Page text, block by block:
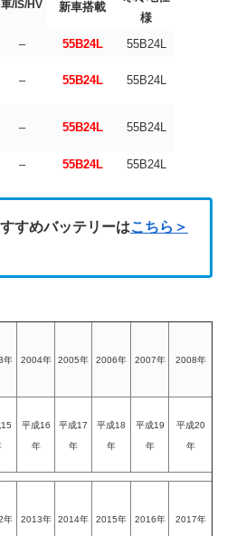
車/IS/HV
新車搭載
様
– 55B24L 55B24L
– 55B24L 55B24L
– 55B24L 55B24L
– 55B24L 55B24L
すめバッテリーはこちら＞
年 2004年 2005年 2006年 2007年 2008年
平成16
年
平成17
年
平成18
年
平成19
年
平成20
年
年 2013年 2014年 2015年 2016年 2017年